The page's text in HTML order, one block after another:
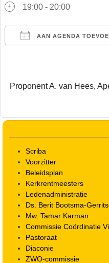
19:00 - 20:00
AAN AGENDA
Proponent A. van Hees,
Scriba
Voorzitter
Beleidsplan
Kerkrentmeesters
Ledenadministratie
Ds. Berit Bootsma-
Mw. Tamar Karman
Commissie Coördinatie
Pastoraat
Diaconie
ZWO-commissie